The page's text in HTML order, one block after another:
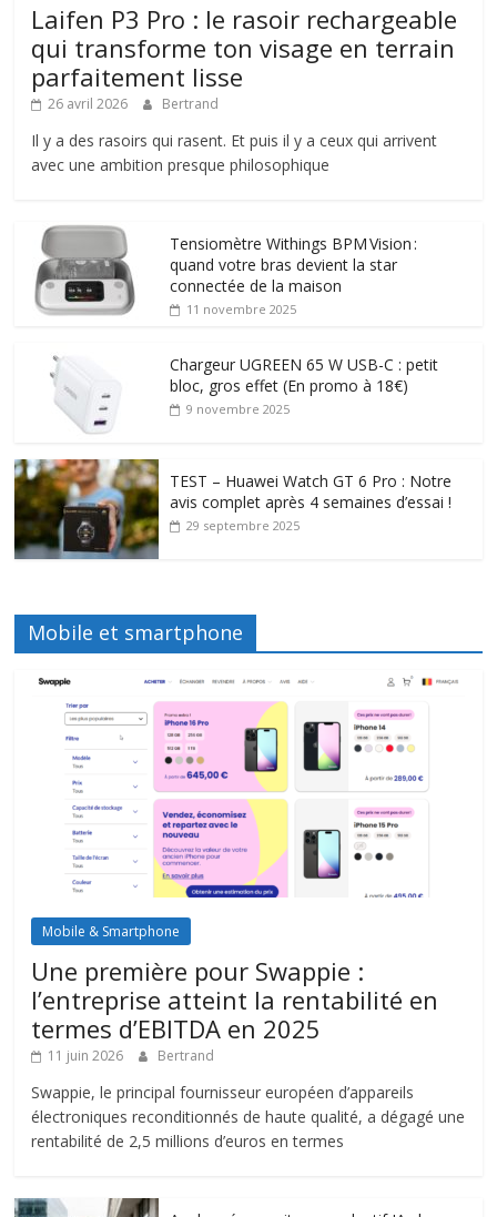
Laifen P3 Pro : le rasoir rechargeable
qui transforme ton visage en terrain
parfaitement lisse
26 avril 2026 Bertrand
Il y a des rasoirs qui rasent. Et puis il y a ceux qui arrivent
avec une ambition presque philosophique
Tensiomètre Withings BPM Vision :
quand votre bras devient la star
connectée de la maison
11 novembre 2025
Chargeur UGREEN 65 W USB-C : petit
bloc, gros effet (En promo à 18€)
9 novembre 2025
TEST – Huawei Watch GT 6 Pro : Notre
avis complet après 4 semaines d’essai !
29 septembre 2025
Mobile et smartphone
Mobile & Smartphone
Une première pour Swappie :
l’entreprise atteint la rentabilité en
termes d’EBITDA en 2025
11 juin 2026 Bertrand
Swappie, le principal fournisseur européen d’appareils
électroniques reconditionnés de haute qualité, a dégagé une
rentabilité de 2,5 millions d’euros en termes